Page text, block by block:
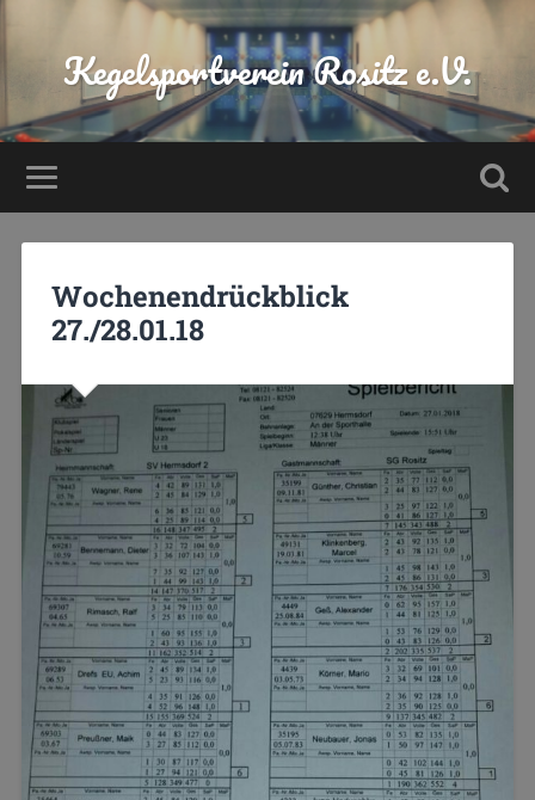
Kegelsportverein Rositz e.V.
Wochenendrückblick
27./28.01.18